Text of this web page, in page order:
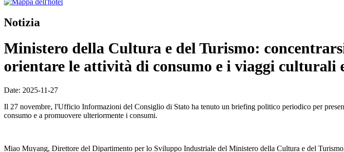
Notizia
Ministero della Cultura e del Turismo:
orientare le attività di consumo e i viaggi culturali
Date: 2025-11-27
Il 27 novembre, l'Ufficio Informazioni del Consiglio di Stato ha tenuto un briefing politico periodico per
consumo e a promuovere ulteriormente i consumi.
Miao Muyang, Direttore del Dipartimento per lo Sviluppo Industriale del Ministero della Cultura e del